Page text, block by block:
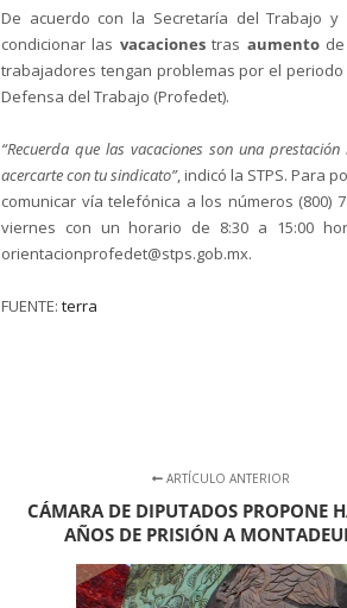
De acuerdo con la Secretaría del Trabajo y
condicionar las vacacionestras aumento
trabajadores tengan problemas por el
Defensa del Trabajo (Profedet).
“Recuerda que las vacaciones son una
acercarte con tu sindicato”, indicó la STPS. Para
comunicar vía telefónica a los números (800)
viernes con un horario de 8:30 a 15:00
orientacionprofedet@stps.gob.mx.
FUENTE: terra
ARTÍCULO ANTERIOR
CÁMARA DE DIPUTADOS PROPONE
AÑOS DE PRISIÓN A